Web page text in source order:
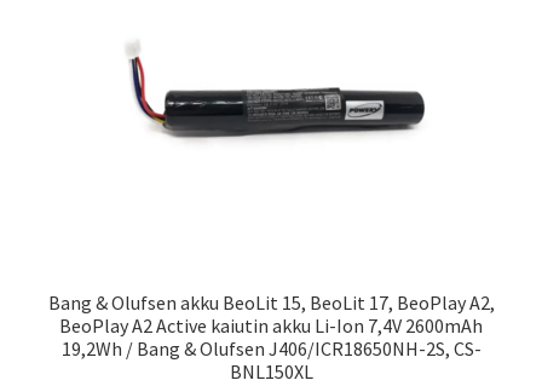
Bang & Olufsen akku BeoLit 15, BeoLit 17, BeoPlay A2,
BeoPlay A2 Active kaiutin akku Li-Ion 7,4V 2600mAh
19,2Wh / Bang & Olufsen J406/ICR18650NH-2S, CS-
BNL150XL